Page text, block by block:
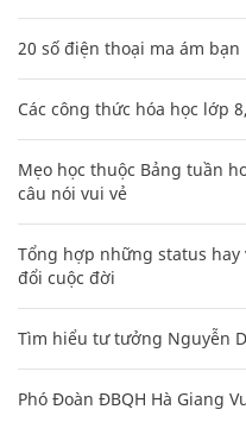
20 số điện thoại ma ám
Các công thức hóa học lớp
Mẹo học thuộc Bảng tuần
câu nói vui vẻ
Tổng hợp những status
đổi cuộc đời
Tìm hiểu tư tưởng Nguyễn
Phó Đoàn ĐBQH Hà Giang